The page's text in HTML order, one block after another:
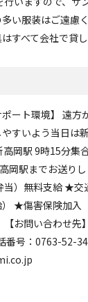
い服装はご遠慮
すべて会社で貸し
ポート環境】 遠方
すいよう当日は
岡駅 9時15分集
岡駅までお送り
）無料支給 ★交
★傷害保険加入
お問い合わせ先
番号：0763-52-